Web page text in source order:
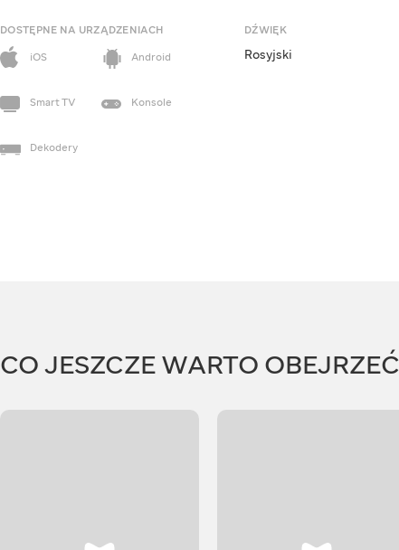
DOSTĘPNE NA URZĄDZENIACH
iOS
Android
Smart TV Konsole
Dekodery
DŹWIĘK
Rosyjski
CO JESZCZE WARTO OBEJRZEĆ